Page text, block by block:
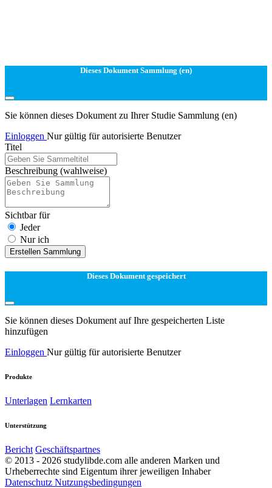
Dieses Dokument Sammlung (en)
Sie können dieses Dokument zu Ihrer Studie Sammlung (en)
Einloggen Nur gültig für autorisierte Benutzer
Titel
Beschreibung (wahlweise)
Sichtbar für
Jeder
Nur ich
Erstellen Sammlung
Dieses Dokument gespeichert
Sie können dieses Dokument auf Ihre gespeicherten Liste
hinzufügen
Einloggen Nur gültig für autorisierte Benutzer
Produkte
Unterlagen Lernkarten
Unterstützung
Bericht Geschäftspartnes
© 2013 - 2026 studylibde.com alle anderen Marken und
Urheberrechte sind Eigentum ihrer jeweiligen Inhaber
Datenschutz Nutzungsbedingungen